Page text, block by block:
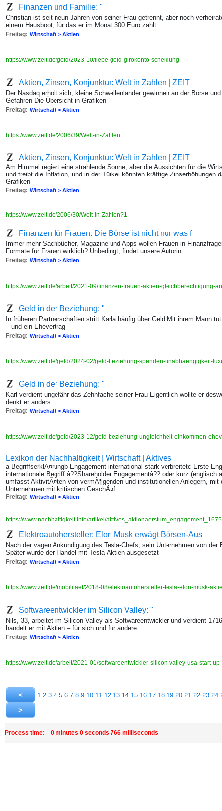
Finanzen und Familie: "
Christian ist seit neun Jahren von seiner Frau getrennt, aber noch
einem Hausboot, für das er im Monat 300 Euro zahlt
Freitag: Wirtschaft > Aktien
https://www.zeit.de/geld/2023-10/liebe-geld-girokonto-scheidung
Aktien, Zinsen, Konjunktur: Welt in Zahlen | ZEIT
Der Nasdaq erholt sich, kleine Schwellenländer gewinnen an der Börse
Gefahren Die Übersicht in Grafiken
Freitag: Wirtschaft > Aktien
https://www.zeit.de/2006/39/Welt-in-Zahlen
Aktien, Zinsen, Konjunktur: Welt in Zahlen | ZEIT
Am Himmel regiert eine strahlende Sonne, aber die Aussichten für die
und treibt die Inflation, und in der Türkei könnten kräftige Zinserhöhungen
Grafiken
Freitag: Wirtschaft > Aktien
https://www.zeit.de/2006/30/Welt-in-Zahlen?1
Finanzen für Frauen: Die Börse ist nicht nur was f
Immer mehr Sachbücher, Magazine und Apps wollen Frauen in
Formate für Frauen wirklich? Unbedingt, findet unsere Autorin
Freitag: Wirtschaft > Aktien
https://www.zeit.de/arbeit/2021-09/finanzen-frauen-aktien-gleichberechtigung-
Geld in der Beziehung: "
In früheren Partnerschaften stritt Karla häufig über Geld Mit ihrem Mann
– und ein Ehevertrag
Freitag: Wirtschaft > Aktien
https://www.zeit.de/geld/2024-02/geld-beziehung-spenden-unabhaengigkeit-
Geld in der Beziehung: "
Karl verdient ungefähr das Zehnfache seiner Frau Eigentlich wollte er
denkt er anders
Freitag: Wirtschaft > Aktien
https://www.zeit.de/geld/2023-12/geld-beziehung-ungleichheit-einkommen-
Lexikon der Nachhaltigkeit | Wirtschaft | Aktives
a BegriffserklÃ¤rungb Engagement international stark verbreitetc Erste
internationale Begriff â??Shareholder Engagementâ?? oder kurz (englisch
umfasst AktivitÃ¤ten von vermÃ¶genden und institutionellen Anlegern, mit
Unternehmen mit kritischen GeschÃ¤f
Freitag: Wirtschaft > Aktien
https://www.nachhaltigkeit.info/artikel/
Elektroautohersteller: Elon Musk erwägt Börsen-Aus
Nach der vagen Ankündigung des Tesla-Chefs, sein Unternehmen von
Später wurde der Handel mit Tesla-Aktien ausgesetzt
Freitag: Wirtschaft > Aktien
https://www.zeit.de/mobilitaet/2018-08/elektoautohersteller-tesla-elon-musk-
Softwareentwickler im Silicon Valley: "
Nils, 33, arbeitet im Silicon Valley als Softwareentwickler und verdient
handelt er mit Aktien – für sich und für andere
Freitag: Wirtschaft > Aktien
https://www.zeit.de/arbeit/2021-01/softwareentwickler-silicon-valley-usa-start-
1 2 3 4 5 6 7 8 9 10 11 12 13 14 15 16 17 18 19 20 21 22 23 24
Process time: 0 minutes 0 seconds 766 milliseconds